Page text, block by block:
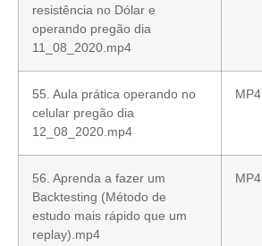
resistência no Dólar e
operando pregão dia
11_08_2020.mp4
55. Aula prática operando no
celular pregão dia
12_08_2020.mp4
MP4
56. Aprenda a fazer um
Backtesting (Método de
estudo mais rápido que um
replay).mp4
MP4